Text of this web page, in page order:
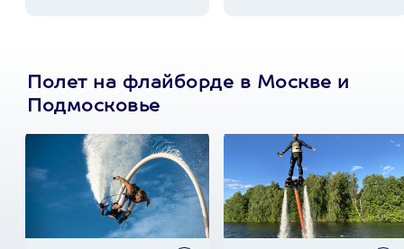
Полет на флайборде в Москве и
Подмосковье